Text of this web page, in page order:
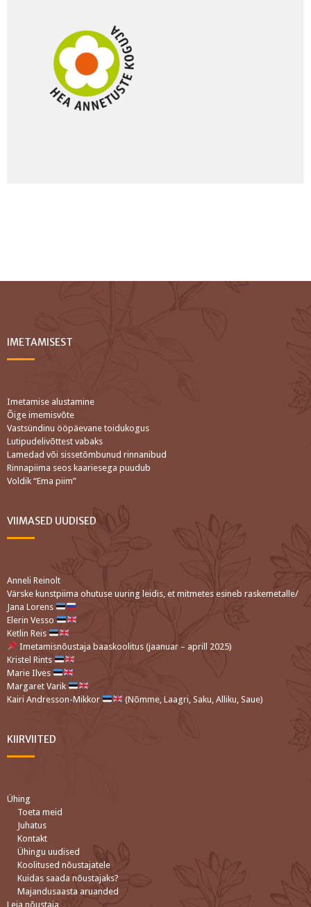
IMETAMISEST
Imetamise alustamine
Õige imemisvõte
Vastsündinu ööpäevane toidukogus
Lutipudelivõttest vabaks
Lamedad või sissetõmbunud rinnanibud
Rinnapiima seos kaariesega puudub
Voldik “Ema piim”
VIIMASED UUDISED
Anneli Reinolt
Värske kunstpiima ohutuse uuring leidis, et mitmetes esineb raskemetalle/
Jana Lorens
Elerin Vesso
Ketlin Reis
Imetamisnõustaja baaskoolitus (jaanuar – aprill 2025)
Kristel Rints
Marie Ilves
Margaret Varik
Kairi Andresson-Mikkor
(Nõmme, Laagri, Saku, Alliku, Saue)
KIIRVIITED
Ühing
Toeta meid
Juhatus
Kontakt
Ühingu uudised
Koolitused nõustajatele
Kuidas saada nõustajaks?
Majandusaasta aruanded
Leia nõustaja